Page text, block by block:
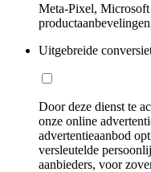
Meta-Pixel,
Uitgebreide
Door deze dienst te
onze online
advertentieaanbod
versleutelde
aanbieders, voor